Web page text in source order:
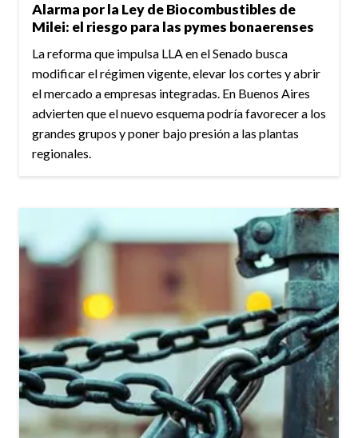
Alarma por la Ley de Biocombustibles de
Milei: el riesgo para las pymes bonaerenses
La reforma que impulsa LLA en el Senado busca
modificar el régimen vigente, elevar los cortes y abrir
el mercado a empresas integradas. En Buenos Aires
advierten que el nuevo esquema podría favorecer a los
grandes grupos y poner bajo presión a las plantas
regionales.